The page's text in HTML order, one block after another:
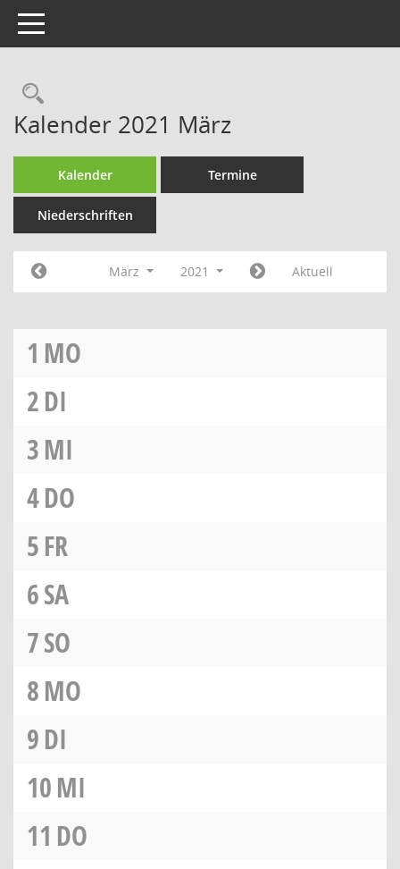
Toggle navigation
Rechercheauswahl
Kalender 2021 März
Kalender Termine
Niederschriften
März 2021 Aktuell
1 MO
2DI
3MI
4DO
5FR
6SA
7SO
8MO
9DI
10MI
11 DO